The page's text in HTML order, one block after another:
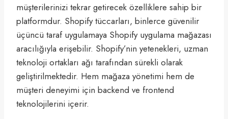
müşterilerinizi tekrar getirecek özelliklere sahip bir
platformdur. Shopify tüccarları, binlerce güvenilir
üçüncü taraf uygulamaya Shopify uygulama mağazası
aracılığıyla erişebilir. Shopify’nin yetenekleri, uzman
teknoloji ortakları ağı tarafından sürekli olarak
geliştirilmektedir. Hem mağaza yönetimi hem de
müşteri deneyimi için backend ve frontend
teknolojilerini içerir.